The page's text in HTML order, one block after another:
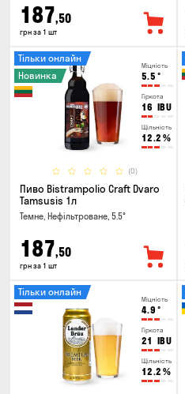
187,50
грн за 1 шт
Міцність
5.5 °
Гіркота
16 IBU
Щільність
12.2 %
(0)
Тільки онлайн
Новинка
Пиво Bistrampolio Craft Dvaro
Tamsusis 1л
Темне, Нефільтроване, 5.5°
187,50
грн за 1 шт
Міцність
4.9 °
Гіркота
21 IBU
Щільність
12.2 %
Тільки онлайн